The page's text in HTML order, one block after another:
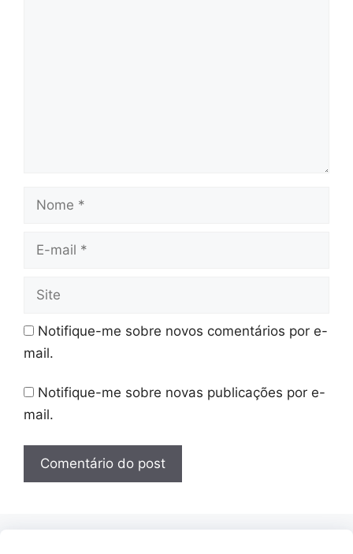
mail
Notifique-me sobre novos comentários por e-
mail.
Notifique-me sobre novas publicações por e-
mail.